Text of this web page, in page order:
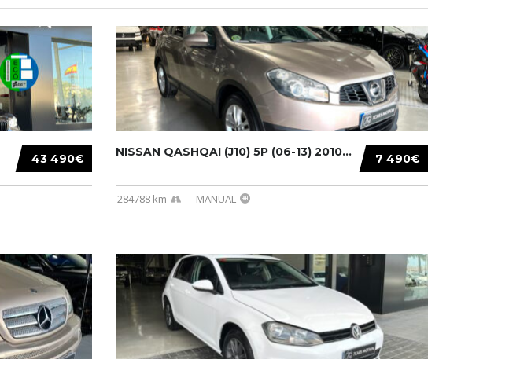
43 490€ 7 490€
NISSAN QASHQAI (J10) 5P (06-13) 2010...
284788 km MANUAL